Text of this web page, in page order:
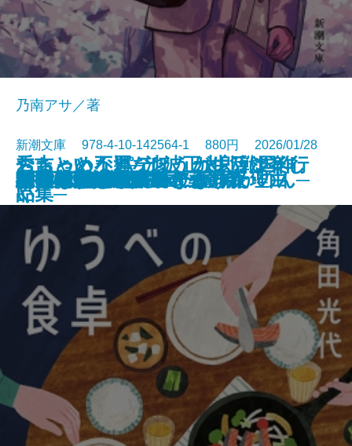
ちょっと不運なほうが生活は楽し
い
わたしたちが泥棒になった理由
こんな感じで書いてます
ラザロの迷宮
悪党たちのシチュー
おちゃめなパティ、カレッジへ行
く
猫の神隠し 幽世の薬剤師
忘らるる惑星
8月31日の初恋
雫の街─家裁調査官・庵原かのん─
乃南アサ／著
新潮文庫 978-4-10-142564-1 880円 2026/01/28
文庫電子書籍あり
ゆうべの食卓
神獣夢望伝
水谷豊 自伝
野獣死すべし
ジャックポット
秀吉という男─池波正太郎戦国作
品集─
判事の殺人リスト〔上〕
判事の殺人リスト〔下〕
彼女の思い出／逆さまの森
君を狂気と呼ぶのなら